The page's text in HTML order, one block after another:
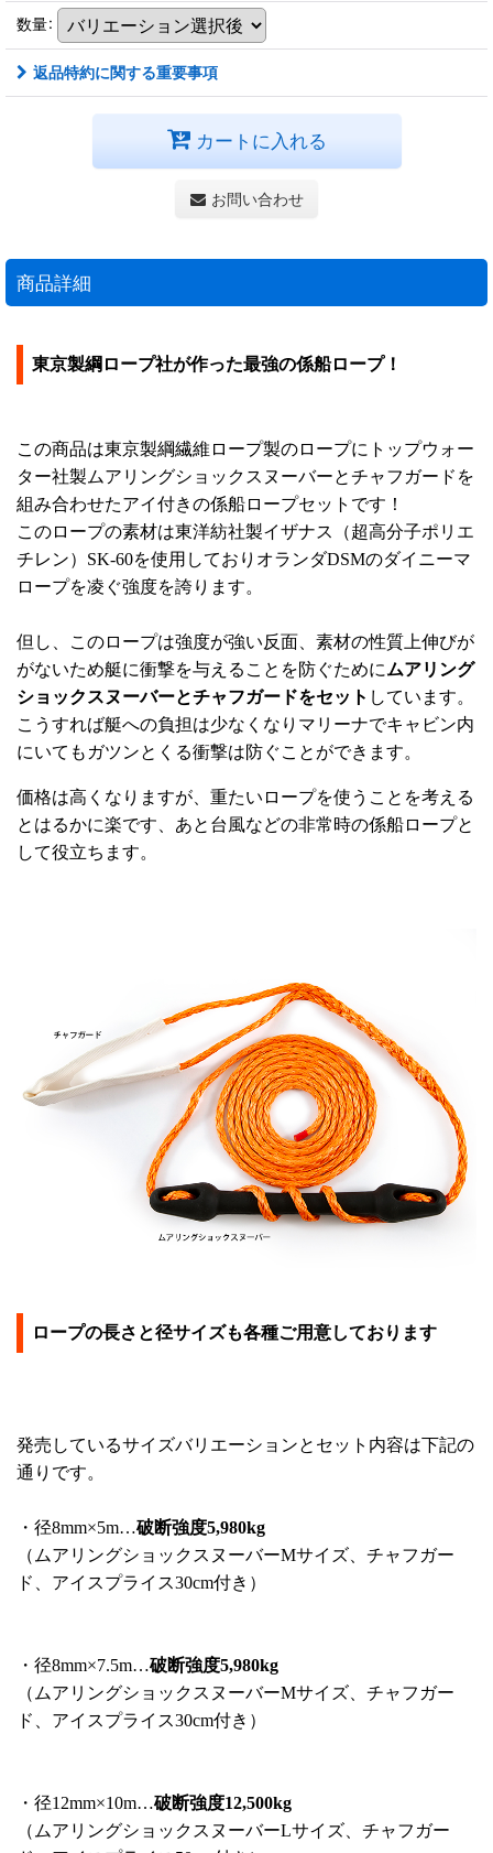
数量:
返品特約に関する重要事項
カートに入れる
お問い合わせ
商品詳細
東京製綱ロープ社が作った最強の係船ロープ！
この商品は東京製綱繊維ロープ製のロープにトップウォー
ター社製ムアリングショックスヌーバーとチャフガードを
組み合わせたアイ付きの係船ロープセットです！
このロープの素材は東洋紡社製イザナス（超高分子ポリエ
チレン）SK-60を使用しておりオランダDSMのダイニーマ
ロープを凌ぐ強度を誇ります。
但し、このロープは強度が強い反面、素材の性質上伸びが
がないため艇に衝撃を与えることを防ぐためにムアリング
ショックスヌーバーとチャフガードをセット しています。
こうすれば艇への負担は少なくなりマリーナでキャビン内
にいてもガツンとくる衝撃は防ぐことができます。
価格は高くなりますが、重たいロープを使うことを考える
とはるかに楽です、あと台風などの非常時の係船ロープと
して役立ちます。
ロープの長さと径サイズも各種ご用意しております
発売しているサイズバリエーションとセット内容は下記の
通りです。
・径8mm×5m…破断強度5,980kg
（ムアリングショックスヌーバーMサイズ、チャフガー
ド、アイスプライス30cm付き）
・径8mm×7.5m…破断強度5,980kg
（ムアリングショックスヌーバーMサイズ、チャフガー
ド、アイスプライス30cm付き）
・径12mm×10m…破断強度12,500kg
（ムアリングショックスヌーバーLサイズ、チャフガー